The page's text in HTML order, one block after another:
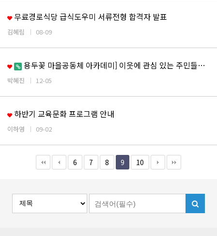
무료경로식당 급식도우미 서류전형 합격자 발표
김혜림 08-09
용두꽃 마을공동체 아카데미] 이웃에 관심 있는 주민들을…
박혜진 12-05
하반기 교육문화 프로그램 안내
이하영 09-02
6 7 8 9 10